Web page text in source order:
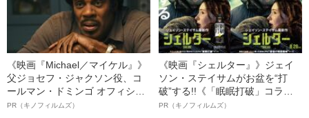
《映画『Michael／マイケル』》
父ジョセフ・ジャクソン役、コ
ールマン・ドミンゴ オフィシャ
ルインタビュー“観客を魅了した
PR（キノフィルムズ）
《映画『シェルター』》ジェイ
ソン・ステイサムがお盆を“打
破”する!!《「眠眠打破」コラ
ボ》
PR（キノフィルムズ）